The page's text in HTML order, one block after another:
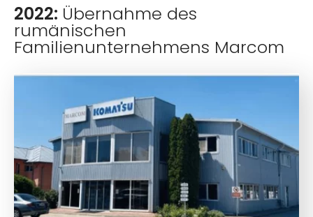
2022: Übernahme des
rumänischen
Familienunternehmens Marcom